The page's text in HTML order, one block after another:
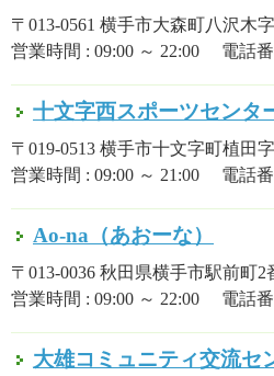
〒013-0561 横手市大森町八沢木
営業時間 : 09:00 ～ 22:00 電話番
十文字西スポーツセンタ
〒019-0513 横手市十文字町植田
営業時間 : 09:00 ～ 21:00 電話番
Ao-na（あおーな）
〒013-0036 秋田県横手市駅前町2
営業時間 : 09:00 ～ 22:00 電話番
大雄コミュニティ交流セ